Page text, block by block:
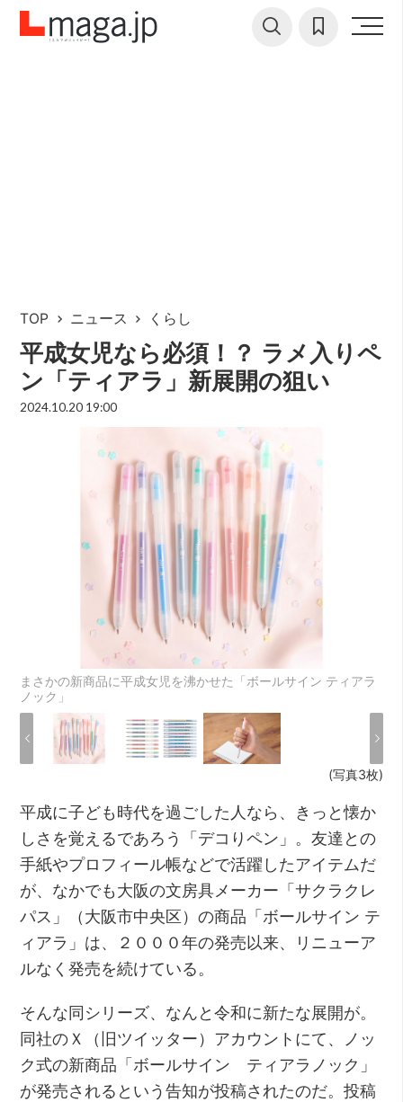
TOP ニュース くらし
平成女児なら必須！？ ラメ入りペ
ン「ティアラ」新展開の狙い
2024.10.20 19:00
まさかの新商品に平成女児を沸かせた「ボールサイン ティアラ
ノック」
(写真3枚)
平成に子ども時代を過ごした人なら、きっと懐か
しさを覚えるであろう「デコりペン」。友達との
手紙やプロフィール帳などで活躍したアイテムだ
が、なかでも大阪の文房具メーカー「サクラクレ
パス」（大阪市中央区）の商品「ボールサイン テ
ィアラ」は、２０００年の発売以来、リニューア
ルなく発売を続けている。
そんな同シリーズ、なんと令和に新たな展開が。
同社のＸ（旧ツイッター）アカウントにて、ノッ
ク式の新商品「ボールサイン ティアラノック」
が発売されるという告知が投稿されたのだ。投稿